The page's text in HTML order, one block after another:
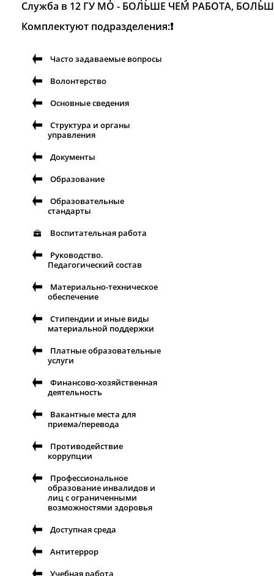
Служба в 12 ГУ МО - БОЛЬШЕ ЧЕМ РАБОТА,
Комплектуют подразделения:❗️
Часто задаваемые вопросы
Волонтерство
Основные сведения
Структура и органы
управления
Документы
Образование
Образовательные
стандарты
Воспитательная работа
Руководство.
Педагогический состав
Материально-техническое
обеспечение
Стипендии и иные виды
материальной поддержки
Платные образовательные
услуги
Финансово-хозяйственная
деятельность
Вакантные места для
приема/перевода
Противодействие
коррупции
Профессиональное
образование инвалидов и
лиц с ограниченными
возможностями здоровья
Доступная среда
Антитеррор